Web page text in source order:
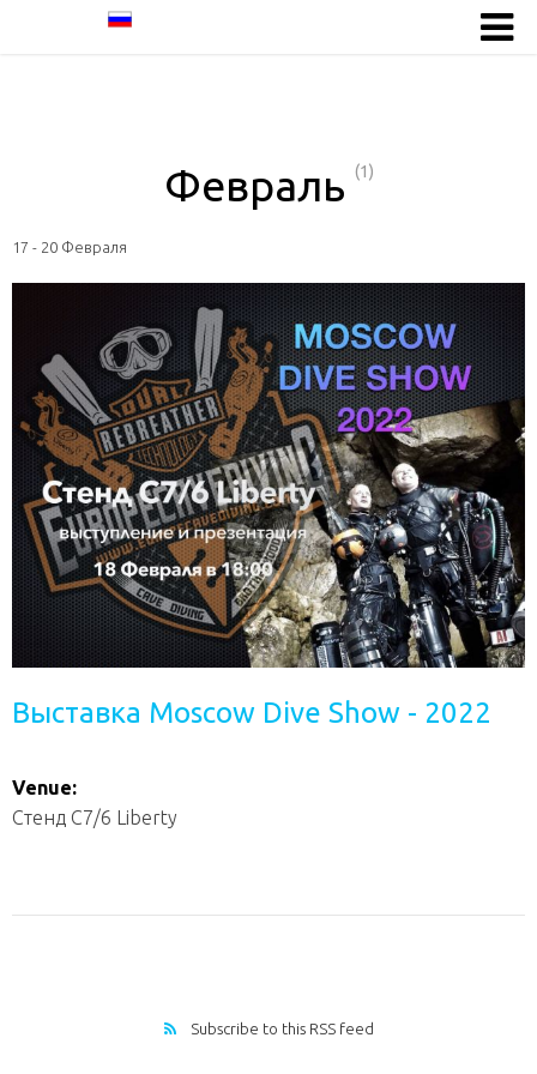
Февраль (1)
17 - 20 Февраля
Выставка Moscow Dive Show - 2022
Venue:
Стенд С7/6 Liberty
Subscribe to this RSS feed